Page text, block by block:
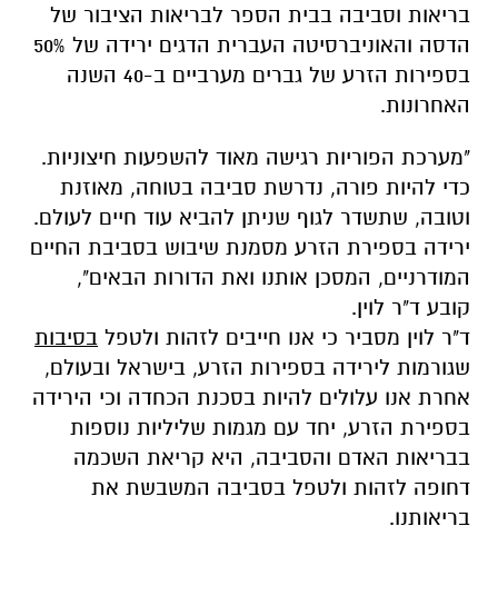
בריאות וסביבה בבית הספר לבריאות הציבור של
הדסה והאוניברסיטה העברית הדגים ירידה של 50%
בספירות הזרע של גברים מערביים ב-40 השנה
האחרונות.
"מערכת הפוריות רגישה מאוד להשפעות חיצוניות.
כדי להיות פורה, נדרשת סביבה בטוחה, מאוזנת
וטובה, שתשדר לגוף שניתן להביא עוד חיים לעולם.
ירידה בספירת הזרע מסמנת שיבוש בסביבת החיים
המודרניים, המסכן אותנו ואת הדורות הבאים",
קובע ד"ר לוין.
ד"ר לוין מסביר כי אנו חייבים לזהות ולטפל בסיבות
שגורמות לירידה בספירות הזרע, בישראל ובעולם,
אחרת אנו עלולים להיות בסכנת הכחדה וכי הירידה
בספירת הזרע, יחד עם מגמות שליליות נוספות
בבריאות האדם והסביבה, היא קריאת השכמה
דחופה לזהות ולטפל בסביבה המשבשת את
בריאותנו.